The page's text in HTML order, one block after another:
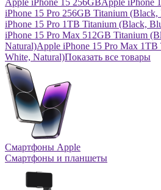
Apple iPhone 15 256GBApple iPhone
iPhone 15 Pro 256GB Titanium
iPhone 15 Pro 1TB Titanium (Black,
iPhone 15 Pro Max 512GB Titanium
Natural)Apple iPhone 15 Pro Max
White, Natural)Показать все товары
Смартфоны Apple
Смартфоны и планшеты